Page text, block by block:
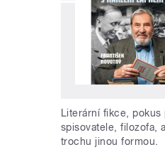
Literární fikce, pokus
spisovatele, filozofa,
trochu jinou formou.